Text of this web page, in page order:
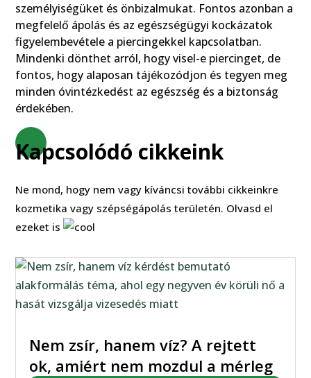
személyiségüket és önbizalmukat. Fontos azonban a
megfelelő ápolás és az egészségügyi kockázatok
figyelembevétele a piercingekkel kapcsolatban.
Mindenki dönthet arról, hogy visel-e piercinget, de
fontos, hogy alaposan tájékozódjon és tegyen meg
minden óvintézkedést az egészség és a biztonság
érdekében.
Kapcsolódó cikkeink
Ne mond, hogy nem vagy kíváncsi további cikkeinkre
kozmetika vagy szépségápolás területén. Olvasd el
ezeket is
Nem zsír, hanem víz? A rejtett
ok, amiért nem mozdul a mérleg